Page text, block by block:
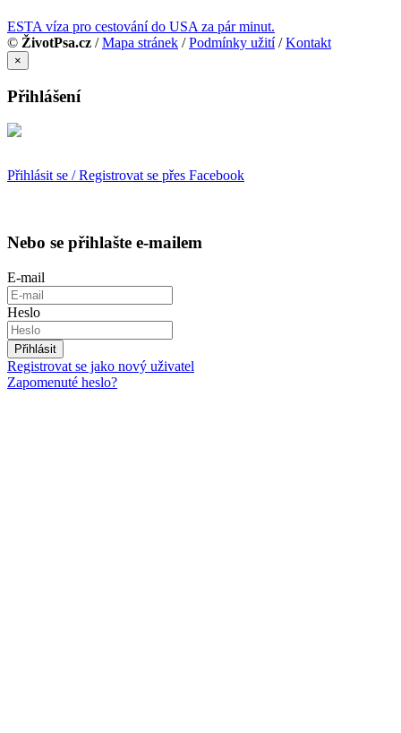
ESTA víza pro cestování do USA za pár minut.
© ŽivotPsa.cz /Mapa stránek /Podmínky užití/Kontakt
×
Přihlášení
Přihlásit se / Registrovat se přes Facebook
Nebo se přihlašte e-mailem
E-mail
Heslo
Přihlásit
Registrovat se jako nový uživatel
Zapomenuté heslo?